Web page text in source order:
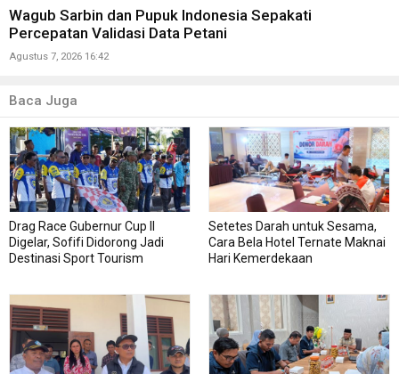
Wagub Sarbin dan Pupuk Indonesia Sepakati
Percepatan Validasi Data Petani
Agustus 7, 2026 16:42
Baca Juga
Drag Race Gubernur Cup II
Digelar, Sofifi Didorong Jadi
Destinasi Sport Tourism
Setetes Darah untuk Sesama,
Cara Bela Hotel Ternate Maknai
Hari Kemerdekaan